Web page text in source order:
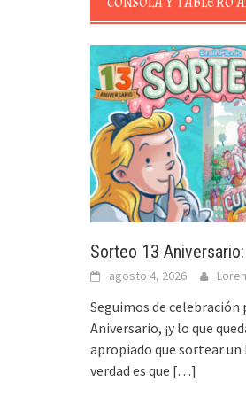
Sorteo 13
agosto 4, 2026
Seguimos de celebración
Aniversario, ¡y lo que
apropiado que sortear un
verdad es que […]